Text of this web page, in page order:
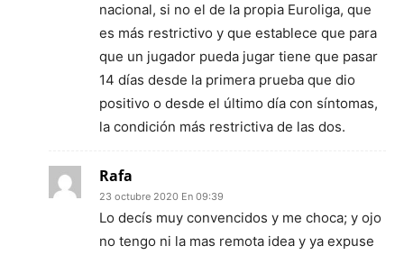
nacional, si no el de la propia Euroliga, que
es más restrictivo y que establece que para
que un jugador pueda jugar tiene que pasar
14 días desde la primera prueba que dio
positivo o desde el último día con síntomas,
la condición más restrictiva de las dos.
Rafa
23 octubre 2020 En 09:39
Lo decís muy convencidos y me choca; y ojo
no tengo ni la mas remota idea y ya expuse